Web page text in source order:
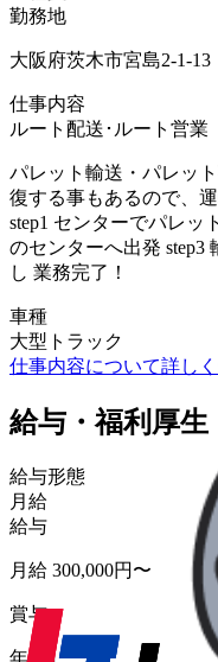
勤務地
大阪府茨木市宮島2-1-13
仕事内容
ルート配送･ルート営業
パレット輸送・パレッ
復する事もあるので、
step1 センターでパレッ
のセンターへ出発 step3
し 業務完了！
車種
大型トラック
仕事内容について詳し
給与・福利厚生
給与形態
月給
給与
月給 300,000円〜
賞与
年2回